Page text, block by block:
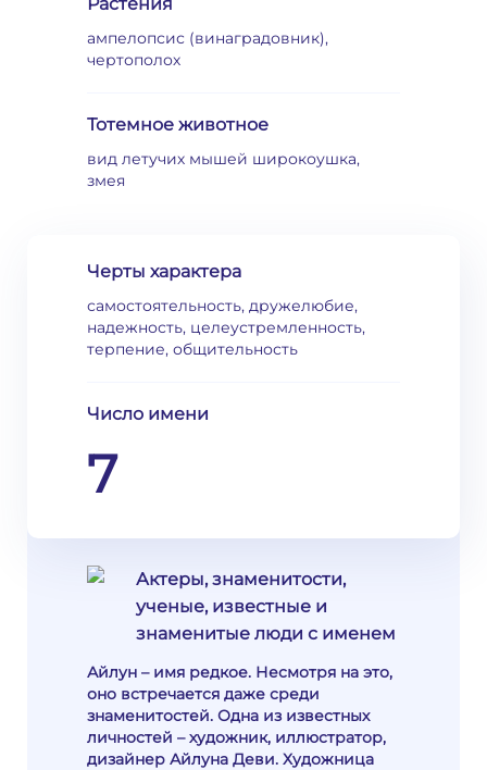
ампелопсис (винаградовник),
чертополох
Тотемное животное
вид летучих мышей широкоушка,
змея
Черты характера
самостоятельность, дружелюбие,
надежность, целеустремленность,
терпение, общительность
Число имени
7
Актеры, знаменитости,
ученые, известные и
знаменитые люди с именем
Айлун – имя редкое. Несмотря на это,
оно встречается даже среди
знаменитостей. Одна из известных
личностей – художник, иллюстратор,
дизайнер Айлуна Деви. Художница